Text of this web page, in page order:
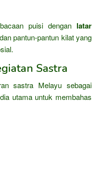
puisi dengan latar
dan pantun-pantun kilat yang
Sastra
sastra Melayu sebagai
utama untuk membahas